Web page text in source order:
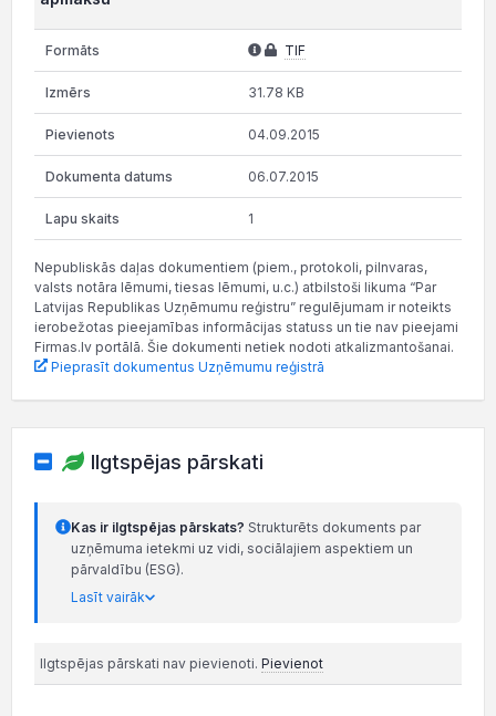
TIF
31.78 KB
04.09.2015
06.07.2015
1
Nepubliskās daļas dokumentiem (piem., protokoli, pilnvaras,
valsts notāra lēmumi, tiesas lēmumi, u.c.) atbilstoši likuma “Par
Latvijas Republikas Uzņēmumu reģistru” regulējumam ir noteikts
ierobežotas pieejamības informācijas statuss un tie nav pieejami
Firmas.lv portālā. Šie dokumenti netiek nodoti atkalizmantošanai.
Pieprasīt dokumentus Uzņēmumu reģistrā
Ilgtspējas pārskati
Kas ir ilgtspējas pārskats? Strukturēts dokuments par
uzņēmuma ietekmi uz vidi, sociālajiem aspektiem un
pārvaldību (ESG).
Lasīt vairāk
Ilgtspējas pārskati nav pievienoti. Pievienot